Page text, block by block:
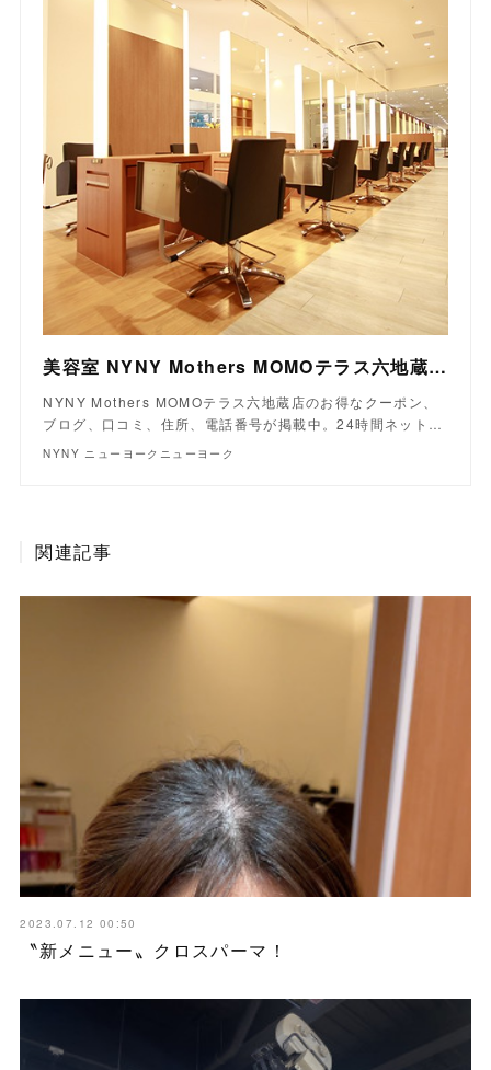
美容室 NYNY Mothers MOMOテラス六地蔵店｜ヘアサロン・美容院｜ニューヨークニューヨーク
NYNY Mothers MOMOテラス六地蔵店のお得なクーポン、
ブログ、口コミ、住所、電話番号が掲載中。24時間ネット…
NYNY ニューヨークニューヨーク
関連記事
2023.07.12 00:50
〝新メニュー〟クロスパーマ！